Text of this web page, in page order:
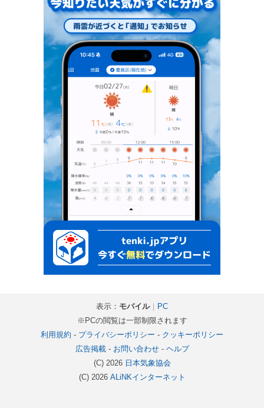
表示： モバイル｜
PC
※PCの閲覧は一部制限されます
利用規約 - プライバシーポリシー - クッキーポリシー
広告掲載- お問い合わせ- ヘルプ
(C) 2026 日本気象協会
(C) 2026 ALiNKインターネット